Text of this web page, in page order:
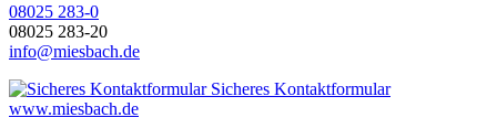
08025 283-0
08025 283-20
info@miesbach.de
Sicheres Kontaktformular
www.miesbach.de